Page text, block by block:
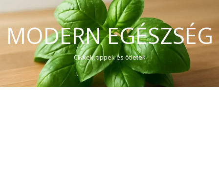
MODERN EGÉSZSÉG
Cikkek, tippek és ötletek